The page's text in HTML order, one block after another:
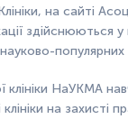
на сайті
здійснюються
популярних
клініки НаУКМА
на захисті